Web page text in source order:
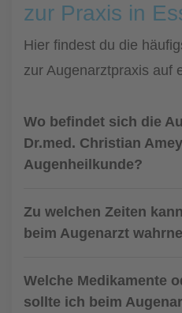
zur Praxis in
Hier findest du die
zur Augenarztpraxis auf
Wo befindet sich die
Dr.med. Christian
Augenheilkunde?
Zu welchen Zeiten
beim Augenarzt
Welche Medikamente
sollte ich beim